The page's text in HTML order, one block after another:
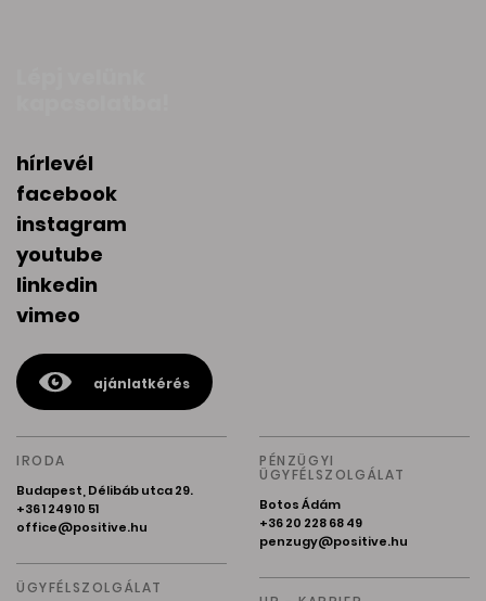
hírlevél
facebook
instagram
youtube
linkedin
vimeo
ajánlatkérés
IRODA
Budapest, Délibáb utca 29.
+36 1 249 10 51
office@positive.hu
ÜGYFÉLSZOLGÁLAT
PÉNZÜGYI
ÜGYFÉLSZOLGÁLAT
Botos Ádám
+36 20 228 68 49
penzugy@positive.hu